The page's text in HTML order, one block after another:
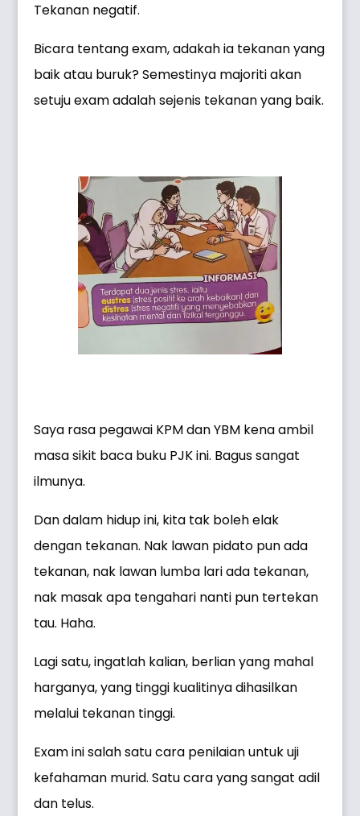
Tekanan negatif.
Bicara tentang exam, adakah ia tekanan yang
baik atau buruk? Semestinya majoriti akan
setuju exam adalah sejenis tekanan yang baik.
Saya rasa pegawai KPM dan YBM kena ambil
masa sikit baca buku PJK ini. Bagus sangat
ilmunya.
Dan dalam hidup ini, kita tak boleh elak
dengan tekanan. Nak lawan pidato pun ada
tekanan, nak lawan lumba lari ada tekanan,
nak masak apa tengahari nanti pun tertekan
tau. Haha.
Lagi satu, ingatlah kalian, berlian yang mahal
harganya, yang tinggi kualitinya dihasilkan
melalui tekanan tinggi.
Exam ini salah satu cara penilaian untuk uji
kefahaman murid. Satu cara yang sangat adil
dan telus.